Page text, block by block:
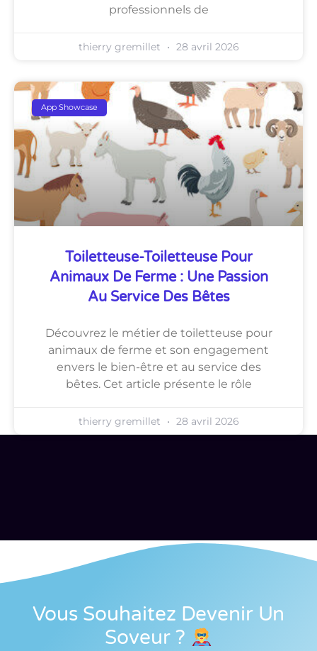
professionnels de
thierry gremillet 28 avril 2026
App Showcase
Toiletteuse-Toiletteuse Pour
Animaux De Ferme : Une Passion
Au Service Des Bêtes
Découvrez le métier de toiletteuse pour
animaux de ferme et son engagement
envers le bien-être et au service des
bêtes. Cet article présente le rôle
thierry gremillet 28 avril 2026
Vous Souhaitez Devenir Un
Soveur ?